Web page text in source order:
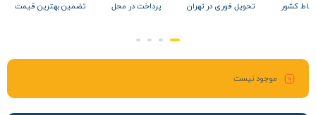
نقاط کشور تحویل فوری در تهران پرداخت در محل تضمین بهترین قیمت
موجود نیست